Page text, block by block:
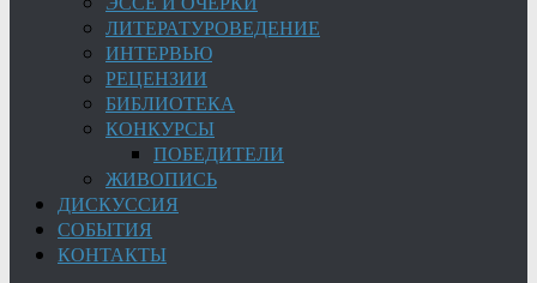
ЛИТЕРАТУРОВЕДЕНИЕ
ИНТЕРВЬЮ
РЕЦЕНЗИИ
БИБЛИОТЕКА
КОНКУРСЫ
ПОБЕДИТЕЛИ
ЖИВОПИСЬ
ДИСКУССИЯ
СОБЫТИЯ
КОНТАКТЫ